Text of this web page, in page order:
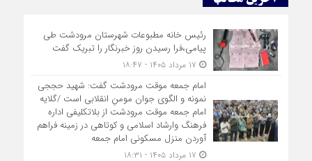
رئیس خانه مطبوعات شهرستان مرودشت طی
پیامی،فرا رسیدن روز خبرنگار را تبریک گفت
امام جمعه موقت مرودشت گفت: شهید حججی
نمونه و الگوی جوان مومنِ انقلابی است /گلایه
امام جمعه موقت مرودشت از بلاتکلیفی اداره
فرهنگ وارشاد اسلامی و کوتاهی در زمینه فراهم
آوردن منزل مسکونی امام جمعه